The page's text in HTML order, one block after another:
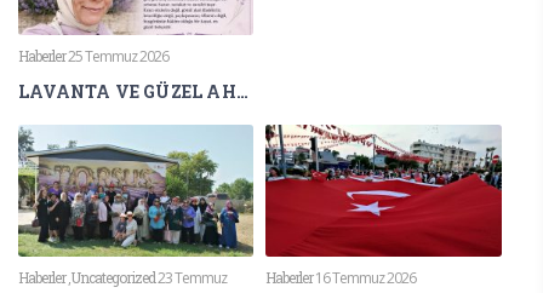
Haberler25 Temmuz 2026
LAVANTA VE GÜZEL AHLAK
Haberler,Uncategorized23 Temmuz
Haberler16 Temmuz 2026